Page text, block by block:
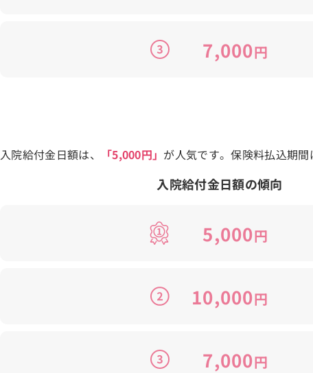
7,000円
入院給付金日額は、 「5,000円」 が人気です。保険料払込期
入院給付金日額の傾向
5,000円
10,000円
7,000円